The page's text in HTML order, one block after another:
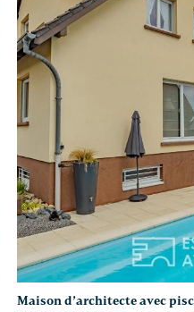
Maison d’architecte avec